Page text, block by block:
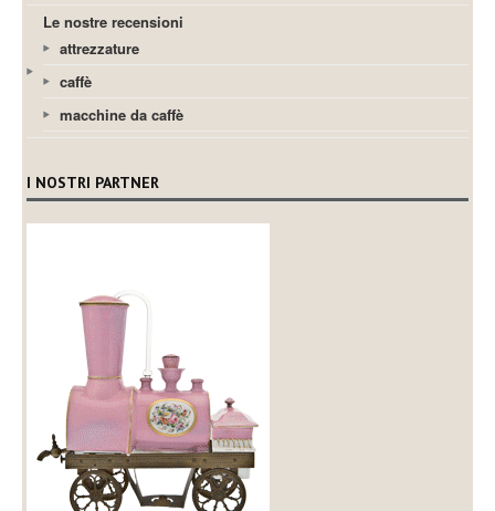
Le nostre recensioni
attrezzature
caffè
macchine da caffè
I NOSTRI PARTNER